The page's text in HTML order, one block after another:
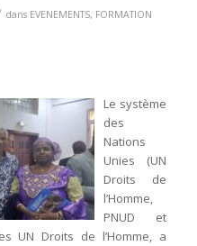
dans EVENEMENTS, FORMATION
Le système
des
Nations
Unies (UN
Droits de
l’Homme,
PNUD et
UN Droits de l’Homme, a